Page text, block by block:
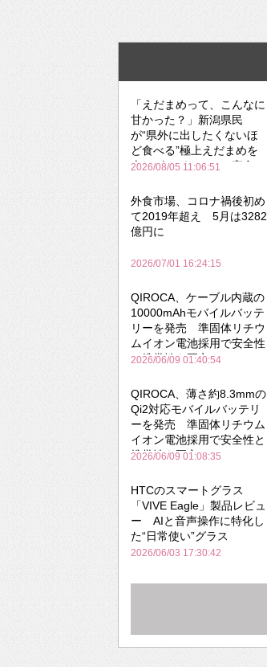
「えだまめって、こんなに
甘かった？」新潟県民
が“県外に出したくないほ
ど食べる”極上えだまめを
森のビアガーデンで実食
2026/08/05 11:06:51
外食市場、コロナ禍後初め
て2019年超え 5月は3282
億円に
2026/07/01 16:24:15
QIROCA、ケーブル内蔵の
10000mAhモバイルバッテ
リーを発売 準固体リチウ
ムイオン電池採用で安全性
と携帯性を両立
2026/06/09 01:40:54
QIROCA、薄さ約8.3mmの
Qi2対応モバイルバッテリ
ーを発売 準固体リチウム
イオン電池採用で安全性と
携帯性を両立
2026/06/09 01:08:35
HTCのスマートグラス
「VIVE Eagle」製品レビュ
ー AIと音声操作に特化し
た“日常使い”グラス
2026/06/03 17:30:42